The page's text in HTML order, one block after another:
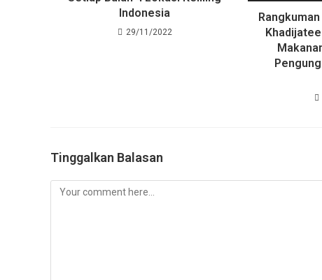
Indonesia
29/11/2022
Tinggalkan Balasan
Comment